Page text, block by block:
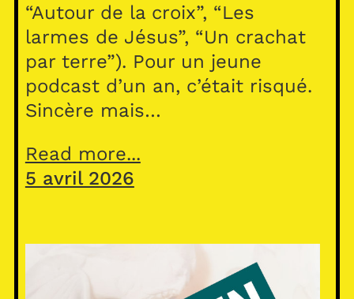
“Autour de la croix”, “Les
larmes de Jésus”, “Un crachat
par terre”). Pour un jeune
podcast d’un an, c’était risqué.
Sincère mais…
Read more...
5 avril 2026